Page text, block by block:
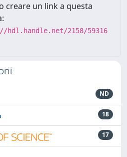
creare un link a questa
hdl.handle.net/2158/59316
ND
18
17